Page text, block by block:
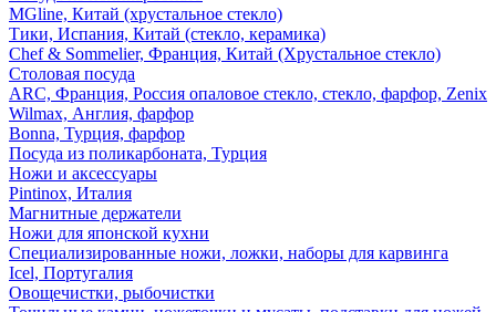
MGline, Китай (хрустальное стекло)
Тики, Испания, Китай (стекло, керамика)
Chef & Sommelier, Франция, Китай (Хрустальное стекло)
Столовая посуда
ARC, Франция, Россия опаловое стекло, стекло, фарфор, Zenix
Wilmax, Англия, фарфор
Bonna, Турция, фарфор
Посуда из поликарбоната, Турция
Ножи и аксессуары
Pintinox, Италия
Магнитные держатели
Ножи для японской кухни
Специализированные ножи, ложки, наборы для карвинга
Icel, Португалия
Овощечистки, рыбочистки